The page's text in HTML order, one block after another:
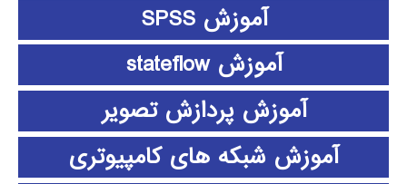
آموزش SPSS
آموزش stateflow
آموزش پردازش تصویر
آموزش شبکه های کامپیوتری